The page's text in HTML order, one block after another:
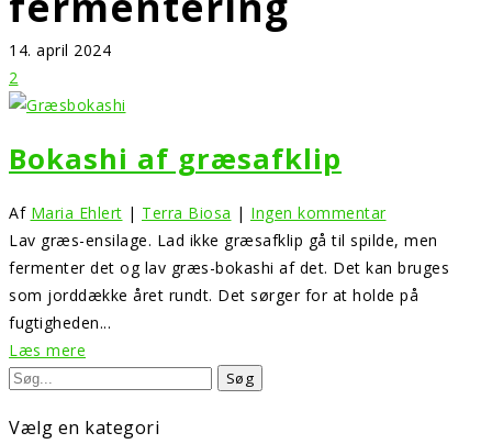
14. april 2024
2
Bokashi af græsafklip
Af Maria Ehlert | Terra Biosa | Ingen kommentar
Lav græs-ensilage. Lad ikke græsafklip gå til spilde, men
fermenter det og lav græs-bokashi af det. Det kan bruges
som jorddække året rundt. Det sørger for at holde på
fugtigheden...
Læs mere
Vælg en kategori